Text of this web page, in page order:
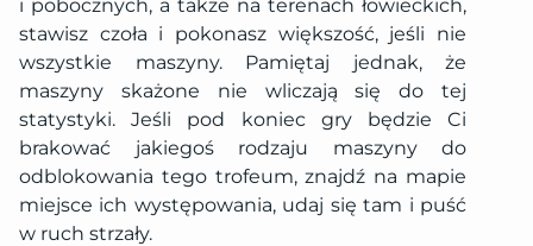
i pobocznych, a także na terenach łowieckich,
stawisz czoła i pokonasz większość, jeśli nie
wszystkie maszyny. Pamiętaj jednak, że
maszyny skażone nie wliczają się do tej
statystyki. Jeśli pod koniec gry będzie Ci
brakować jakiegoś rodzaju maszyny do
odblokowania tego trofeum, znajdź na mapie
miejsce ich występowania, udaj się tam i puść
w ruch strzały.